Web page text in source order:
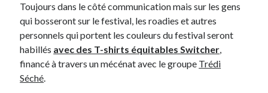
Sorties cuculturelles
Tavukoi
Vidéos
Toujours dans le côté communication mais sur les gens
qui bosseront sur le festival, les roadies et autres
personnels qui portent les couleurs du festival seront
habillés avec des T-shirts équitables Switcher,
financé à travers un mécénat avec le groupe Trédi
Séché.